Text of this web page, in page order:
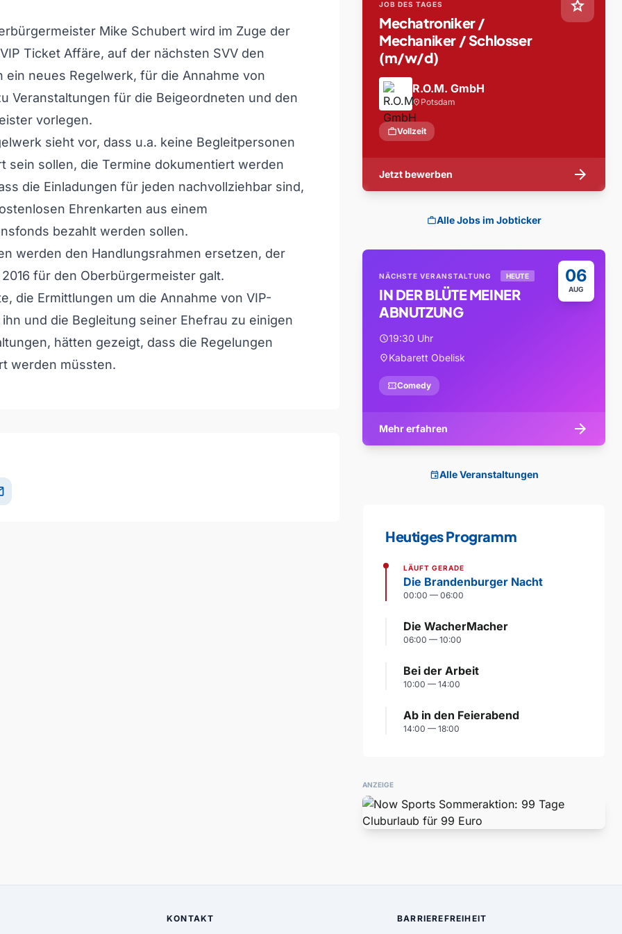
Mike Schubert wird im Zuge der
Ticket Affäre, auf der nächsten SVV den
ein neues Regelwerk, für die Annahme von
Veranstaltungen für die Beigeordneten und den
vorlegen.
sieht vor, dass u.a. keine Begleitpersonen
sein sollen, die Termine dokumentiert werden
die Einladungen für jeden nachvollziehbar sind,
Ehrenkarten aus einem
bezahlt werden sollen.
werden den Handlungsrahmen ersetzen, der
für den Oberbürgermeister galt.
die Ermittlungen um die Annahme von VIP-
und die Begleitung seiner Ehefrau zu einigen
hätten gezeigt, dass die Regelungen
werden müssten.
star
JOB DES TAGES
Mechatroniker /
Mechaniker / Schlosser
(m/w/d)
R.O.M. GmbH
location_on Potsdam
workVollzeit
Jetzt bewerben arrow_forward
workAlle Jobs im Jobticker
06
AUG
NÄCHSTE VERANSTALTUNG HEUTE
IN DER BLÜTE MEINER
ABNUTZUNG
schedule19:30 Uhr
location_onKabarett Obelisk
confirmation_numberComedy
Mehr erfahren arrow_forward
eventAlle Veranstaltungen
Heutiges Programm
LÄUFT GERADE
Die Brandenburger Nacht
00:00 — 06:00
Die WacherMacher
06:00 — 10:00
Bei der Arbeit
10:00 — 14:00
Ab in den Feierabend
14:00 — 18:00
ANZEIGE
KONTAKT BARRIEREFREIHEIT